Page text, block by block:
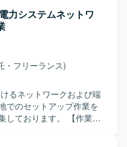
JP1、HULFT クラスタ：
、ServerSpec
環境を利用するケース
力システムネットワ
・フリーランス)
るネットワークおよび端
でのセットアップ作業を
ります。 【作業内